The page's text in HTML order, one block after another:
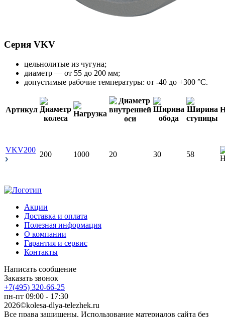
Серия VKV
цельнолитые из чугуна;
диаметр — от 55 до 200 мм;
допустимые рабочие температуры: от -40 до +300 °С.
Артикул
VKV200
200 1000 20 30 58
Акции
Доставка и оплата
Полезная информация
О компании
Гарантия и сервис
Контакты
Написать сообщение
Заказать звонок
+7(495) 320-66-25
пн-пт 09:00 - 17:30
2026©kolesa-dlya-telezhek.ru
Все права защищены. Использование материалов сайта без